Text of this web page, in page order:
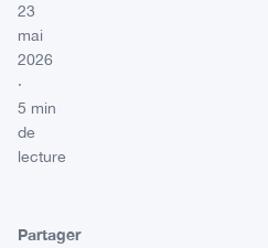
23
mai
2026
·
5 min
de
lecture
Partager